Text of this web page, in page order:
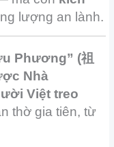
lượng an lành.
Phương” (祖
Nhà
Việt treo
thờ gia tiên, từ